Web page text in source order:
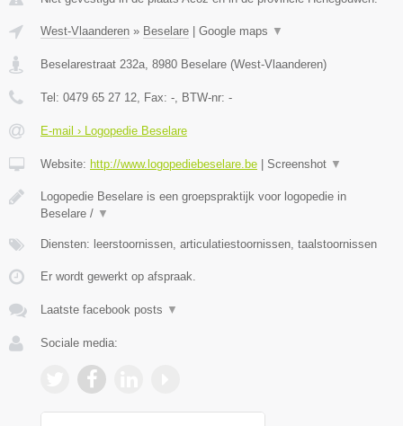
West-Vlaanderen » Beselare Google maps ▼
Beselarestraat 232a, 8980 Beselare (West-Vlaanderen)
Tel: 0479 65 27 12, Fax: -, BTW-nr: -
E-mail › Logopedie Beselare
Website: http://www.logopediebeselare.be Screenshot ▼
Logopedie Beselare is een groepspraktijk voor logopedie in
Beselare / ▼
Diensten: leerstoornissen, articulatiestoornissen, taalstoornissen
Er wordt gewerkt op afspraak.
Laatste facebook posts ▼
Sociale media: